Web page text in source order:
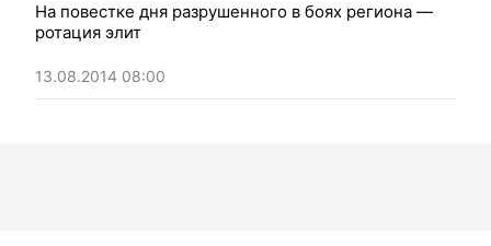
На повестке дня разрушенного в боях региона —
ротация элит
13.08.2014 08:00